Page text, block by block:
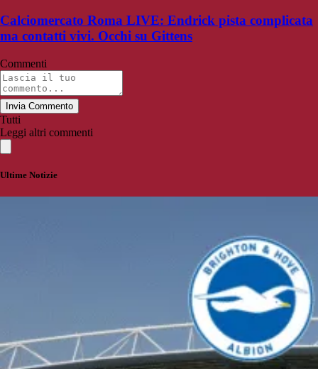
Calciomercato Roma LIVE: Endrick pista complicata
ma contatti vivi. Occhi su Gittens
Commenti
Invia Commento
Tutti
Leggi altri commenti
Ultime Notizie